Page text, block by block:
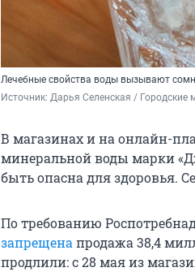
Лечебные свойства воды вызывают
Источник: Дарья Селенская / Городские
В магазинах и на онлайн-
минеральной воды марки
быть опасна для здоровья.
По требованию
запрещена продажа 38,4
продлили: с 28 мая из